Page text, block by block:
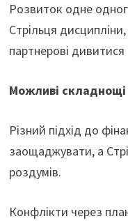
Розвиток одне
Стрільця
партнерові
Можливі складнощі
Різний підхід до
заощаджувати, а
роздумів.
Конфлікти через